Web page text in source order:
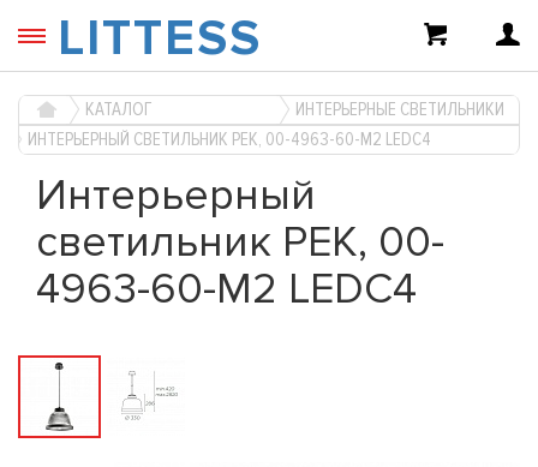
LITTESS
КАТАЛОГ
ИНТЕРЬЕРНЫЕ СВЕТИЛЬНИКИ
ИНТЕРЬЕРНЫЙ СВЕТИЛЬНИК PEK, 00-4963-60-M2 LEDC4
Интерьерный
светильник PEK, 00-
4963-60-M2 LEDC4